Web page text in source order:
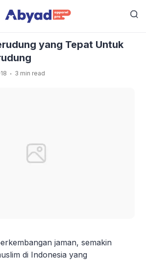
›Jasa Jahit Kerudung yang
yang Tepat Untuk
. 3 min read
jaman, semakin
di Indonesia yang